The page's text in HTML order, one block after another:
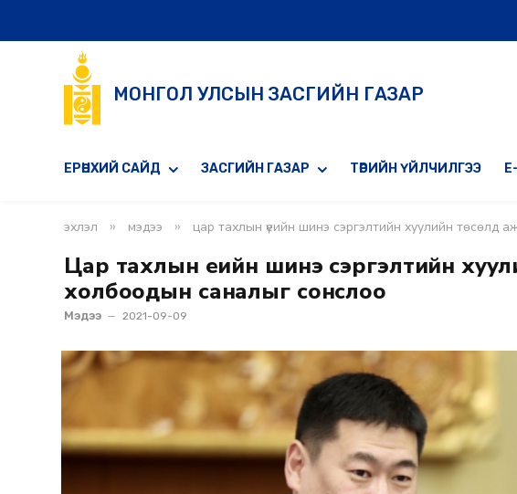
МОНГОЛ УЛСЫН ЗАСГИЙН ГАЗАР
ЕРӨНХИЙ САЙД ЗАСГИЙН ГАЗАР ТӨРИЙН ҮЙЛЧИЛГЭЭ
эхлэл » мэдээ » цар тахлын үеийн шинэ сэргэлтийн хуулийн төсөлд
Цар тахлын үеийн шинэ сэргэлтийн
холбоодын саналыг сонслоо
Мэдээ 2021-09-09